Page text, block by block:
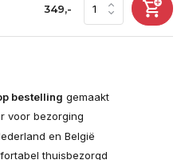
349,-
bestelling gemaakt
voor bezorging
en België
thuisbezorgd